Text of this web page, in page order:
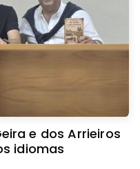
e dos Arrieiros
idiomas